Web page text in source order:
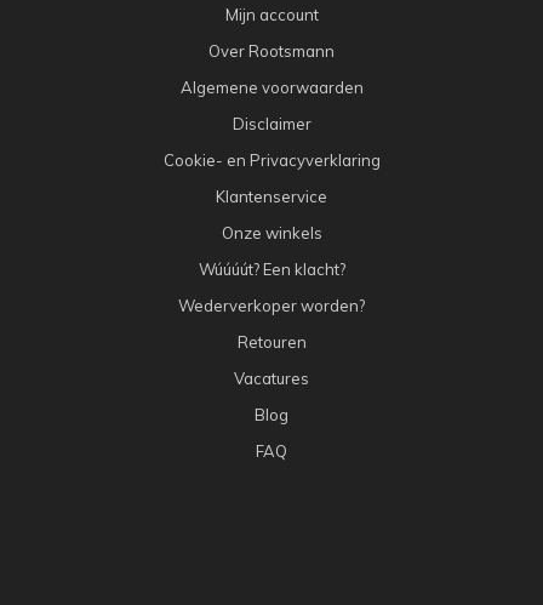
Mijn account
Over Rootsmann
Algemene voorwaarden
Disclaimer
Cookie- en Privacyverklaring
Klantenservice
Onze winkels
Wúúúút? Een klacht?
Wederverkoper worden?
Retouren
Vacatures
Blog
FAQ